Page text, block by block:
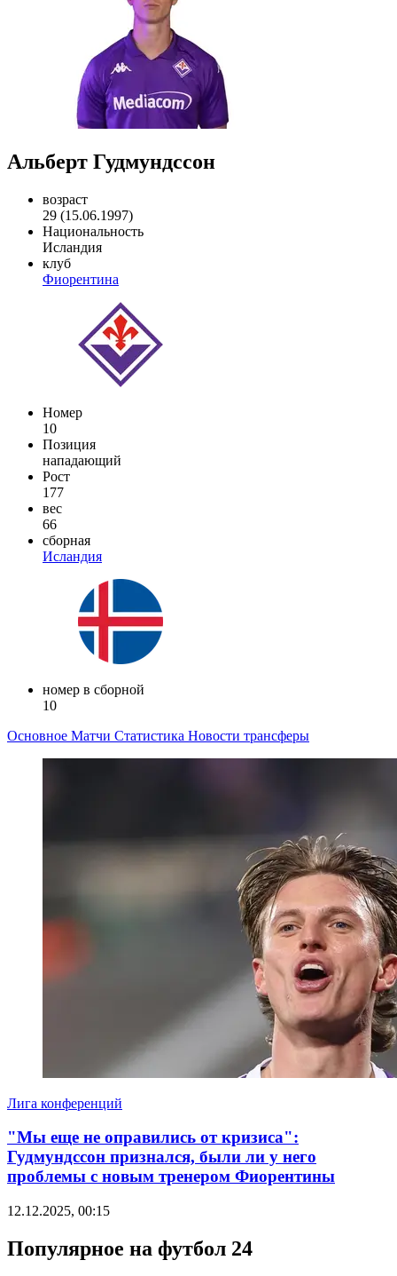
Альберт Гудмундссон
возраст
29 (15.06.1997)
Национальность
Исландия
клуб
Фиорентина
Номер
10
Позиция
нападающий
Рост
177
вес
66
сборная
Исландия
номер в сборной
10
Основное Матчи Статистика Новости трансферы
Лига конференций
"Мы еще не оправились от кризиса":
Гудмундссон признался, были ли у него
проблемы с новым тренером Фиорентины
12.12.2025, 00:15
Популярное на футбол 24